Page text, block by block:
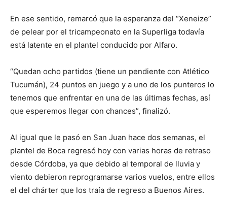
En ese sentido, remarcó que la esperanza del “Xeneize”
de pelear por el tricampeonato en la Superliga todavía
está latente en el plantel conducido por Alfaro.
“Quedan ocho partidos (tiene un pendiente con Atlético
Tucumán), 24 puntos en juego y a uno de los punteros lo
tenemos que enfrentar en una de las últimas fechas, así
que esperemos llegar con chances”, finalizó.
Al igual que le pasó en San Juan hace dos semanas, el
plantel de Boca regresó hoy con varias horas de retraso
desde Córdoba, ya que debido al temporal de lluvia y
viento debieron reprogramarse varios vuelos, entre ellos
el del chárter que los traía de regreso a Buenos Aires.